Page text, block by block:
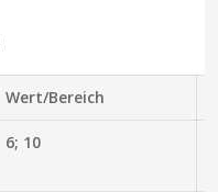
Wert/Bereich
6; 10